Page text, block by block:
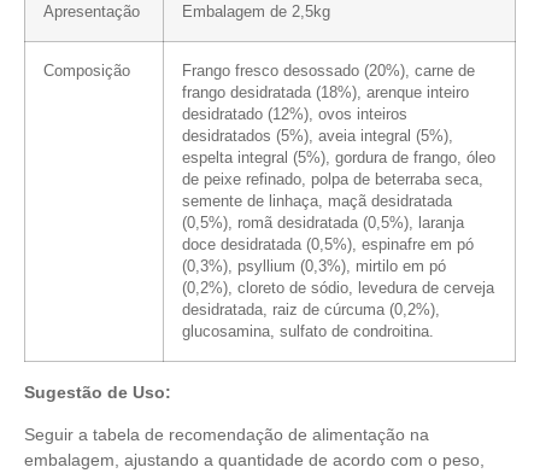
Apresentação Embalagem de 2,5kg
Composição
Frango fresco desossado (20%), carne de
frango desidratada (18%), arenque inteiro
desidratado (12%), ovos inteiros
desidratados (5%), aveia integral (5%),
espelta integral (5%), gordura de frango, óleo
de peixe refinado, polpa de beterraba seca,
semente de linhaça, maçã desidratada
(0,5%), romã desidratada (0,5%), laranja
doce desidratada (0,5%), espinafre em pó
(0,3%), psyllium (0,3%), mirtilo em pó
(0,2%), cloreto de sódio, levedura de cerveja
desidratada, raiz de cúrcuma (0,2%),
glucosamina, sulfato de condroitina.
Sugestão de Uso:
Seguir a tabela de recomendação de alimentação na
embalagem, ajustando a quantidade de acordo com o peso,